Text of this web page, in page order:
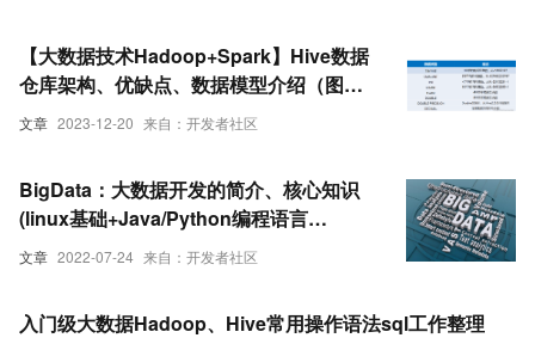
文章 2023-12-20 来自：开发者社区
【大数据技术Hadoop+Spark】Hive数据
仓库架构、优缺点、数据模型介绍（图文
解释 超详细）
文章 2022-07-24 来自：开发者社区
BigData：大数据开发的简介、核心知识
(linux基础+Java/Python编程语言
+Hadoop{HDFS、HBase、
入门级大数据Hadoop、Hive常用操作语法sql工作整理